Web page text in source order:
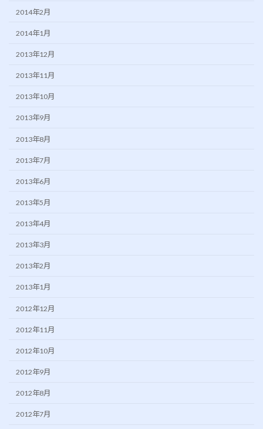
2014年2月
2014年1月
2013年12月
2013年11月
2013年10月
2013年9月
2013年8月
2013年7月
2013年6月
2013年5月
2013年4月
2013年3月
2013年2月
2013年1月
2012年12月
2012年11月
2012年10月
2012年9月
2012年8月
2012年7月